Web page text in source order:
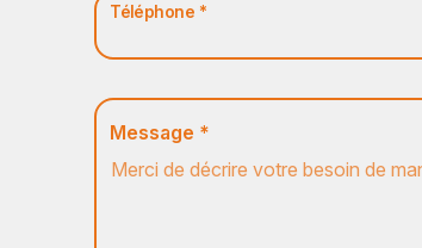
Téléphone *
Message *